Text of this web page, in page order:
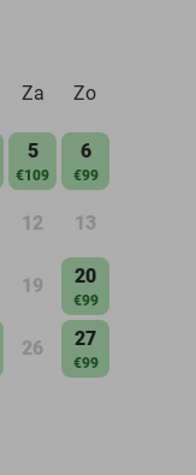
Za Zo
5
€109
6
€99
12 13
19 20
€99
26 27
€99